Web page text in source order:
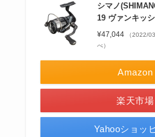
シマノ
19 ヴァンキッシ
¥47,044
（2022/
べ）
Amazon
楽天市場
Yahooショッ